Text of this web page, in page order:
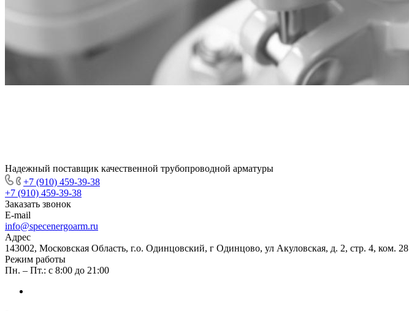
Надежный поставщик качественной трубопроводной арматуры
+7 (910) 459-39-38
+7 (910) 459-39-38
Заказать звонок
E-mail
info@specenergoarm.ru
Адрес
143002, Московская Область, г.о. Одинцовский, г Одинцово, ул Акуловская, д. 2, стр. 4, ком. 28
Режим работы
Пн. – Пт.: с 8:00 до 21:00